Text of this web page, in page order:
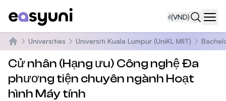
₫(VND)
Trang chủ
Universities Universiti Kuala Lumpur (UniKL MIIT)
Cử nhân (Hạng ưu) Công nghệ Đa
phương tiện chuyên ngành Hoạt
hình Máy tính